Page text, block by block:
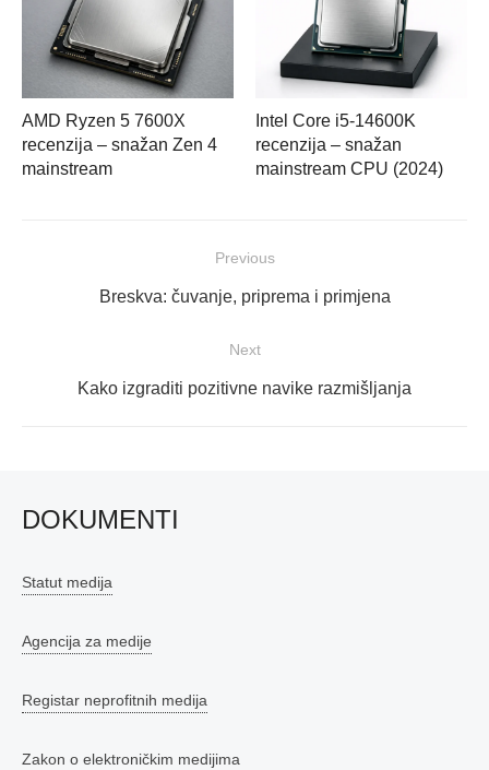
AMD Ryzen 5 7600X
recenzija – snažan Zen 4
mainstream
Intel Core i5-14600K
recenzija – snažan
mainstream CPU (2024)
Previous
Previous
Breskva: čuvanje, priprema i primjena
Next
Next
Kako izgraditi pozitivne navike razmišljanja
DOKUMENTI
Statut medija
Agencija za medije
Registar neprofitnih medija
Zakon o elektroničkim medijima